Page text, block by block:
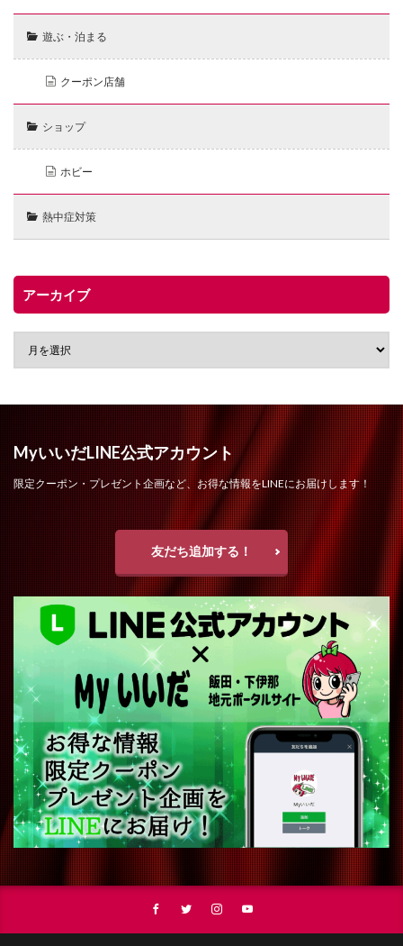
遊ぶ・泊まる
クーポン店舗
ショップ
ホビー
熱中症対策
アーカイブ
MyいいだLINE公式アカウント
限定クーポン・プレゼント企画など、お得な情報をLINEにお届けします！
友だち追加する！